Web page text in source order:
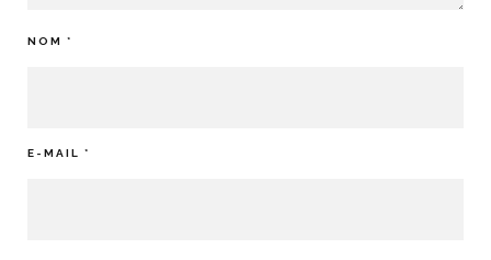
NOM *
E-MAIL *